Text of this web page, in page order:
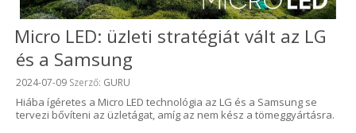
Micro LED: üzleti stratégiát vált az LG
és a Samsung
Beküldve:
2024-07-09 Szerző: GURU
Hiába ígéretes a Micro LED technológia az LG és a Samsung se
tervezi bővíteni az üzletágat, amíg az nem kész a tömeggyártásra.